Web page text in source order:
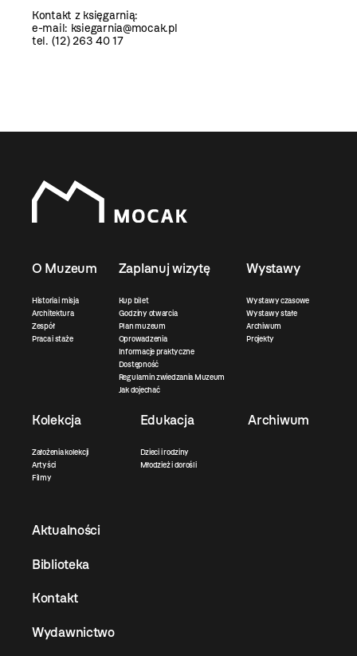
Kontakt z księgarnią:
e-mail: ksiegarnia@mocak.pl
tel. (12) 263 40 17
O Muzeum
Historia i misja
Architektura
Zespół
Praca i staże
Zaplanuj wizytę
Kup bilet
Godziny otwarcia
Plan muzeum
Oprowadzenia
Informacje praktyczne
Dostępność
Regulamin zwiedzania Muzeum
Jak dojechać
Wystawy
Wystawy czasowe
Wystawy stałe
Archiwum
Projekty
Kolekcja
Założenia kolekcji
Artyści
Filmy
Edukacja
Dzieci i rodziny
Młodzież i dorośli
Archiwum
Aktualności
Biblioteka
Kontakt
Wydawnictwo